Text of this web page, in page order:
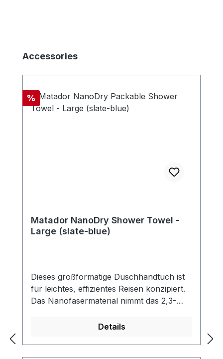
Produktgalerie überspringen
Accessories
Rabatt
%
Matador NanoDry Shower Towel -
Large (slate-blue)
Dieses großformatige Duschhandtuch ist
für leichtes, effizientes Reisen konzipiert.
Das Nanofasermaterial nimmt das 2,3-
und trocknet schnell. Eine mitgelieferte
Anbringen des Handtuchs an der
Details